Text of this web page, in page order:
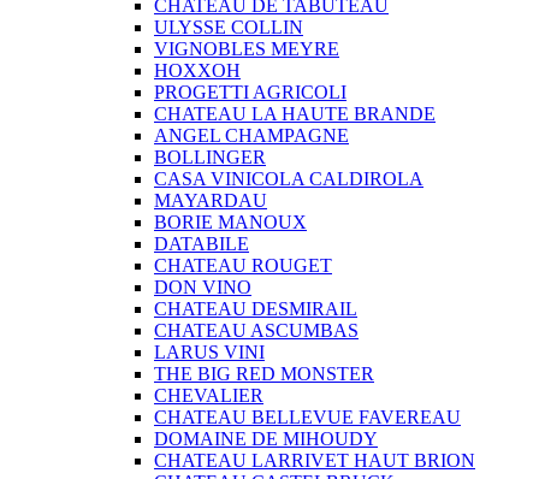
CHATEAU DE TABUTEAU
ULYSSE COLLIN
VIGNOBLES MEYRE
HOXXOH
PROGETTI AGRICOLI
CHATEAU LA HAUTE BRANDE
ANGEL CHAMPAGNE
BOLLINGER
CASA VINICOLA CALDIROLA
MAYARDAU
BORIE MANOUX
DATABILE
CHATEAU ROUGET
DON VINO
CHATEAU DESMIRAIL
CHATEAU ASCUMBAS
LARUS VINI
THE BIG RED MONSTER
CHEVALIER
CHATEAU BELLEVUE FAVEREAU
DOMAINE DE MIHOUDY
CHATEAU LARRIVET HAUT BRION